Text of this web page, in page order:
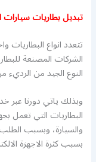
تبديل بطاريات
تتعدد انواع البطاريات
الشركات المصنعة
النوع الجيد من الرديء
وبذلك ياتي دورنا عبر
البطاريات التي تعمل
والسيارة، وبسبب الطلب
بسبب كثرة الاجهزة